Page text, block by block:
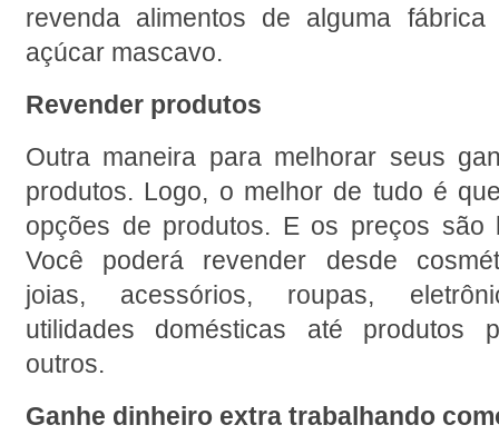
revenda alimentos de alguma fábrica
açúcar mascavo.
Revender produtos
Outra maneira para melhorar seus
produtos. Logo, o melhor de tudo é
opções de produtos. E os preços são
Você poderá revender desde
joias, acessórios, roupas,
utilidades domésticas até produtos
outros.
Ganhe dinheiro extra trabalhando